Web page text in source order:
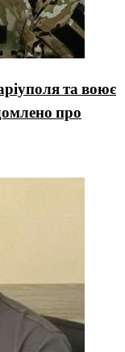
та воює
про